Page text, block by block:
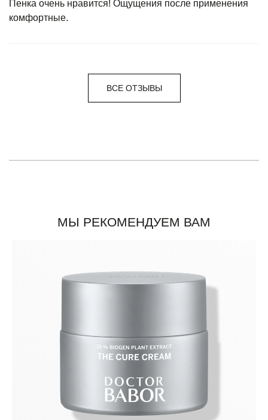
Пенка очень нравится! Ощущения после применения
комфортные.
ВСЕ ОТЗЫВЫ
МЫ РЕКОМЕНДУЕМ ВАМ